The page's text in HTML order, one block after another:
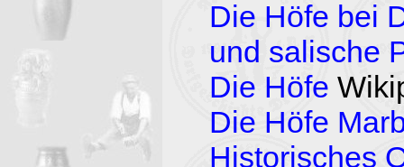
Die Höfe bei
und salische
Die Höfe
Die Höfe
Historisches